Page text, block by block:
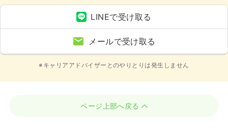
LINEで受け取る
メールで受け取る
※キャリアアドバイザーとのやりとりは発生しません
ページ上部へ戻る